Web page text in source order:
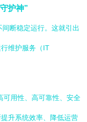
护神”
断稳定运行。这就引出
维护服务（IT
可用性、高可靠性、安全
升系统效率、降低运营